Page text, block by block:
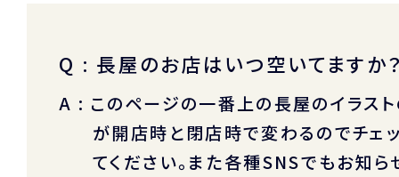
Q : 長屋のお店はいつ空いてますか
A : このページの一番上の長屋のイラス
が開店時と閉店時で変わるのでチェ
てください。また各種SNSでもお知ら